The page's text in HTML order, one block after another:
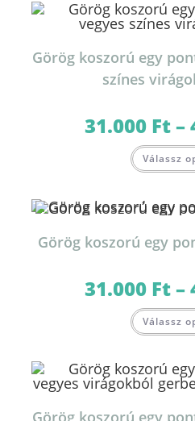
Görög koszorú egy
színes
31.000 Ft–
Válassz
Görög koszorú egy
31.000 Ft–
Válassz